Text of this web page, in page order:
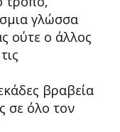
γλώσσα
ούτε ο άλλος
βραβεία
σε όλο τον